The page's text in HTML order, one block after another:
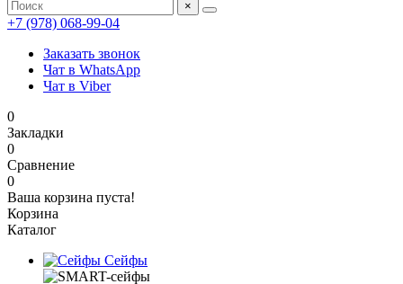
×
+7 (978) 068-99-04
Заказать звонок
Чат в WhatsApp
Чат в Viber
0
Закладки
0
Сравнение
0
Ваша корзина пуста!
Корзина
Каталог
Сейфы